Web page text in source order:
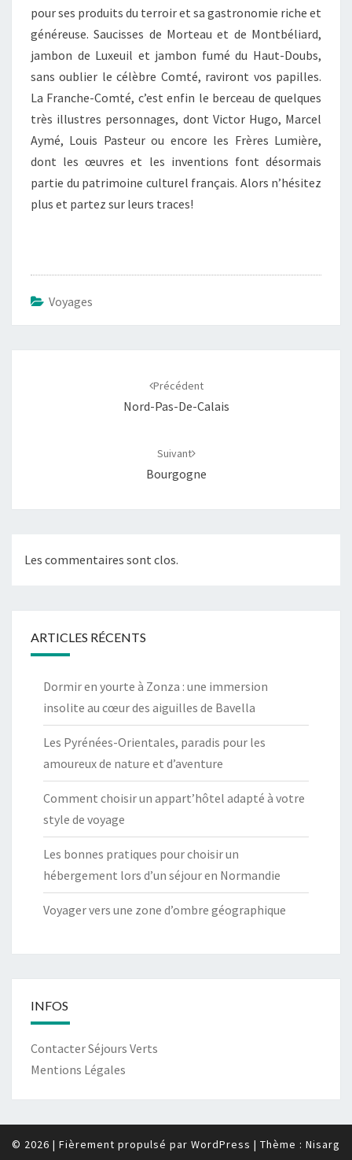
pour ses produits du terroir et sa gastronomie riche et
généreuse. Saucisses de Morteau et de Montbéliard,
jambon de Luxeuil et jambon fumé du Haut-Doubs,
sans oublier le célèbre Comté, raviront vos papilles.
La Franche-Comté, c’est enfin le berceau de quelques
très illustres personnages, dont Victor Hugo, Marcel
Aymé, Louis Pasteur ou encore les Frères Lumière,
dont les œuvres et les inventions font désormais
partie du patrimoine culturel français. Alors n’hésitez
plus et partez sur leurs traces!
Voyages
Précédent
Nord-Pas-De-Calais
Suivant
Bourgogne
Les commentaires sont clos.
ARTICLES RÉCENTS
Dormir en yourte à Zonza : une immersion
insolite au cœur des aiguilles de Bavella
Les Pyrénées-Orientales, paradis pour les
amoureux de nature et d’aventure
Comment choisir un appart’hôtel adapté à votre
style de voyage
Les bonnes pratiques pour choisir un
hébergement lors d’un séjour en Normandie
Voyager vers une zone d’ombre géographique
INFOS
Contacter Séjours Verts
Mentions Légales
© 2026 | Fièrement propulsé par WordPress | Thème : Nisarg